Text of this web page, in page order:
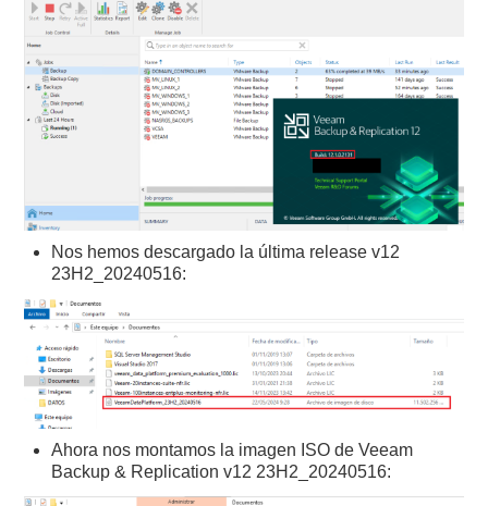
Nos hemos descargado la última release v12
23H2_20240516:
Ahora nos montamos la imagen ISO de Veeam
Backup & Replication v12 23H2_20240516: